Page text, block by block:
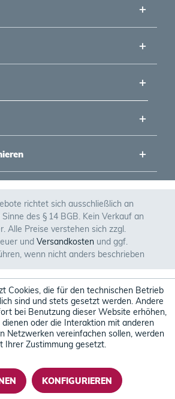
richtet sich ausschließlich an
des § 14 BGB. Kein Verkauf an
Alle Preise verstehen sich zzgl.
und Versandkostenund ggf.
wenn nicht anders beschrieben
Cookies, die für den technischen Betrieb
sind und stets gesetzt werden. Andere
bei Benutzung dieser Website erhöhen,
oder die Interaktion mit anderen
Netzwerken vereinfachen sollen, werden
Ihrer Zustimmung gesetzt.
KONFIGURIEREN